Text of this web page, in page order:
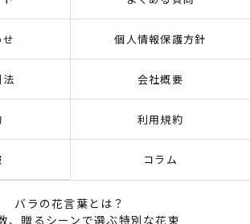
個人情報保護方針
会社概要
利用規約
コラム
バラの花言葉とは？
、贈るシーンで選ぶ特別な花束